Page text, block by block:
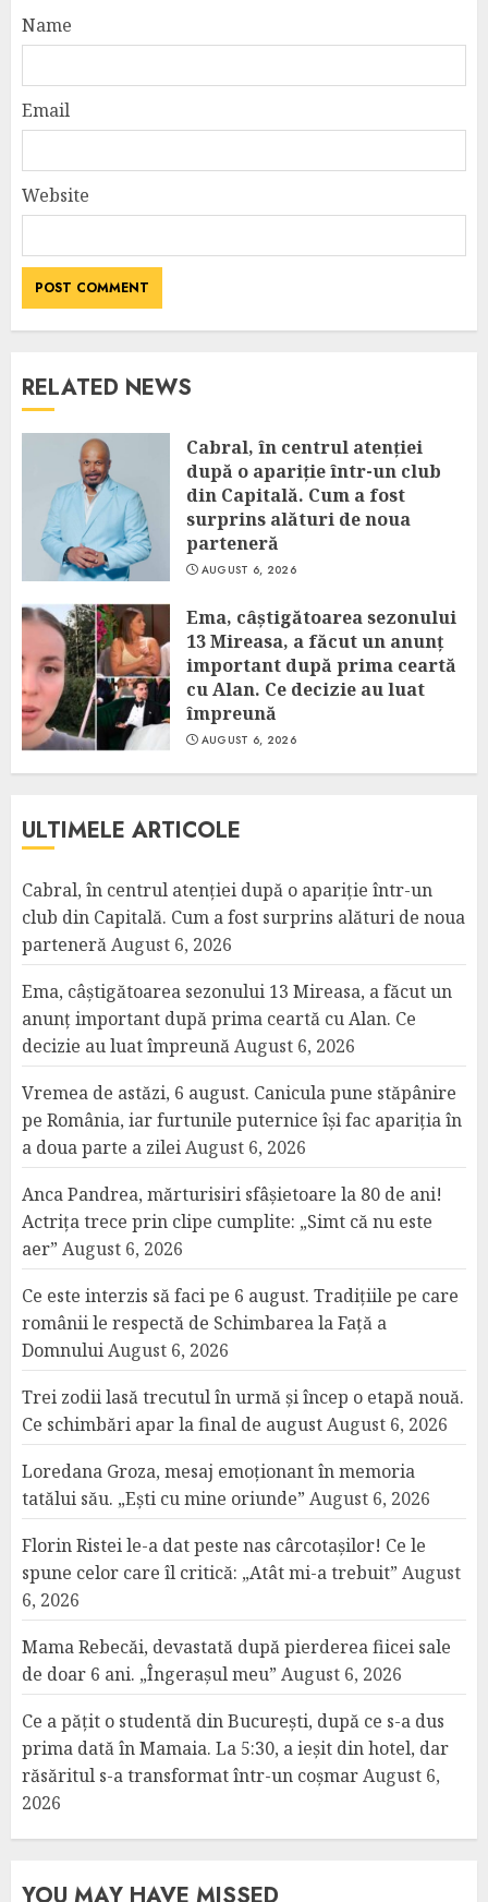
Name
Email
Website
RELATED NEWS
Cabral, în centrul atenției
după o apariție într-un club
din Capitală. Cum a fost
surprins alături de noua
parteneră
AUGUST 6, 2026
Ema, câștigătoarea sezonului
13 Mireasa, a făcut un anunț
important după prima ceartă
cu Alan. Ce decizie au luat
împreună
AUGUST 6, 2026
ULTIMELE ARTICOLE
Cabral, în centrul atenției după o apariție într-un
club din Capitală. Cum a fost surprins alături de noua
partenerăAugust 6, 2026
Ema, câștigătoarea sezonului 13 Mireasa, a făcut un
anunț important după prima ceartă cu Alan. Ce
decizie au luat împreunăAugust 6, 2026
Vremea de astăzi, 6 august. Canicula pune stăpânire
pe România, iar furtunile puternice își fac apariția în
a doua parte a zileiAugust 6, 2026
Anca Pandrea, mărturisiri sfâșietoare la 80 de ani!
Actrița trece prin clipe cumplite: „Simt că nu este
aer” August 6, 2026
Ce este interzis să faci pe 6 august. Tradițiile pe care
românii le respectă de Schimbarea la Față a
DomnuluiAugust 6, 2026
Trei zodii lasă trecutul în urmă și încep o etapă nouă.
Ce schimbări apar la final de augustAugust 6, 2026
Loredana Groza, mesaj emoționant în memoria
tatălui său. „Ești cu mine oriunde” August 6, 2026
Florin Ristei le-a dat peste nas cârcotașilor! Ce le
spune celor care îl critică: „Atât mi-a trebuit” August
6, 2026
Mama Rebecăi, devastată după pierderea fiicei sale
de doar 6 ani. „Îngerașul meu” August 6, 2026
Ce a pățit o studentă din București, după ce s-a dus
prima dată în Mamaia. La 5:30, a ieșit din hotel, dar
răsăritul s-a transformat într-un coșmarAugust 6,
2026